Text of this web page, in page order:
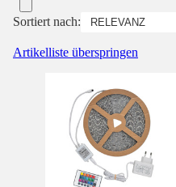
Sortiert nach:
Artikelliste überspringen